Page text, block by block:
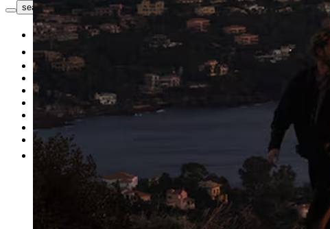
search button - icon NOS CONCESSIONS
Neuf
Occasion
Nos promotions
Entretien
Reprise
Professionnel
Nous rejoindre
Plus